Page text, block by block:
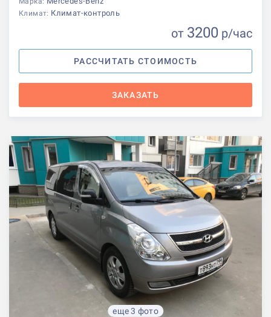
Климат: Климат-контроль
от 3200 р/час
РАССЧИТАТЬ СТОИМОСТЬ
ЗАКАЗАТЬ
еще 3 фото